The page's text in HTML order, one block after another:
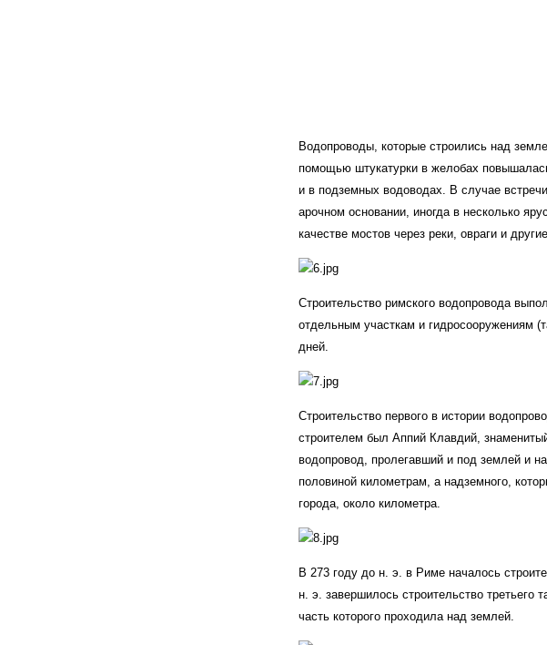
Водопроводы, которые строились над
помощью штукатурки в желобах
и в подземных водоводах. В случае
арочном основании, иногда в несколько
качестве мостов через реки, овраги и
Строительство римского водопровода
отдельным участкам и гидросооружениям
дней.
Строительство первого в истории
строителем был Аппий Клавдий,
водопровод, пролегавший и под землей и
половиной километрам, а надземного,
города, около километра.
В 273 году до н. э. в Риме началось
н. э. завершилось строительство третьего
часть которого проходила над землей.